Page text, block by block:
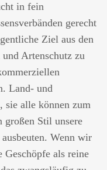
in fein
gerecht
Ziel aus den
Artenschutz zu
Land- und
sie alle können zum
großen Stil unsere
Wenn wir
als reine